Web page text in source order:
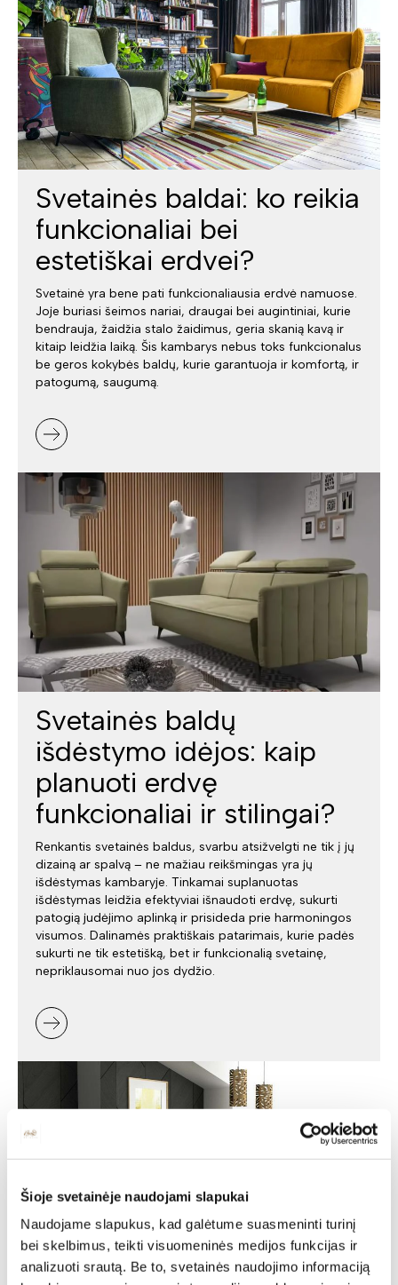
Šioje svetainėje naudojami slapukai
Naudojame slapukus, kad galėtume suasmeninti turinį
bei skelbimus, teikti visuomeninės medijos funkcijas ir
analizuoti srautą. Be to, svetainės naudojimo informaciją
Svetainės baldai: ko reikia
funkcionaliai bei
estetiškai erdvei?
Svetainė yra bene pati funkcionaliausia erdvė namuose.
Joje buriasi šeimos nariai, draugai bei augintiniai, kurie
bendrauja, žaidžia stalo žaidimus, geria skanią kavą ir
kitaip leidžia laiką. Šis kambarys nebus toks funkcionalus
be geros kokybės baldų, kurie garantuoja ir komfortą, ir
patogumą, saugumą.
Svetainės baldų
išdėstymo idėjos: kaip
planuoti erdvę
funkcionaliai ir stilingai?
Renkantis svetainės baldus, svarbu atsižvelgti ne tik į jų
dizainą ar spalvą – ne mažiau reikšmingas yra jų
išdėstymas kambaryje. Tinkamai suplanuotas
išdėstymas leidžia efektyviai išnaudoti erdvę, sukurti
patogią judėjimo aplinką ir prisideda prie harmoningos
visumos. Dalinamės praktiškais patarimais, kurie padės
sukurti ne tik estetišką, bet ir funkcionalią svetainę,
nepriklausomai nuo jos dydžio.